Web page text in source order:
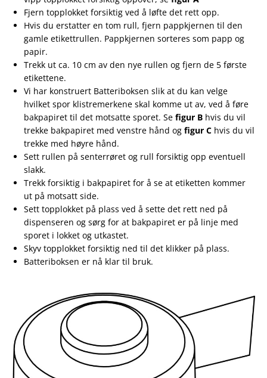
Fjern topplokket forsiktig ved å løfte det rett opp.
Hvis du erstatter en tom rull, fjern pappkjernen til den
gamle etikettrullen. Pappkjernen sorteres som papp og
papir.
Trekk ut ca. 10 cm av den nye rullen og fjern de 5 første
etikettene.
Vi har konstruert Batteriboksen slik at du kan velge
hvilket spor klistremerkene skal komme ut av, ved å føre
bakpapiret til det motsatte sporet. Se figur B hvis du vil
trekke bakpapiret med venstre hånd og figur C hvis du vil
trekke med høyre hånd.
Sett rullen på senterrøret og rull forsiktig opp eventuell
slakk.
Trekk forsiktig i bakpapiret for å se at etiketten kommer
ut på motsatt side.
Sett topplokket på plass ved å sette det rett ned på
dispenseren og sørg for at bakpapiret er på linje med
sporet i lokket og utkastet.
Skyv topplokket forsiktig ned til det klikker på plass.
Batteriboksen er nå klar til bruk.